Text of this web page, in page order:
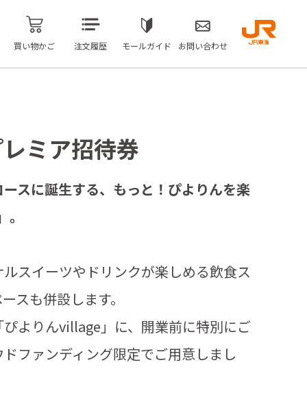
買い物かご 注文履歴 モールガイド お問い合わせ
ミア招待券
スに誕生する、もっと！ぴよりんを楽
スイーツやドリンクが楽しめる飲食ス
スも併設します。
よりんvillage」に、開業前に特別にご
ファンディング限定でご用意しまし